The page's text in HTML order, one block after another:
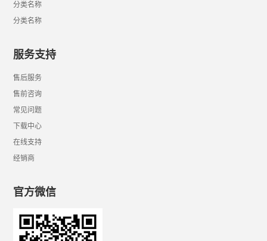
分类名称
分类名称
服务支持
售后服务
售前咨询
常见问题
下载中心
在线支持
经销商
官方微信